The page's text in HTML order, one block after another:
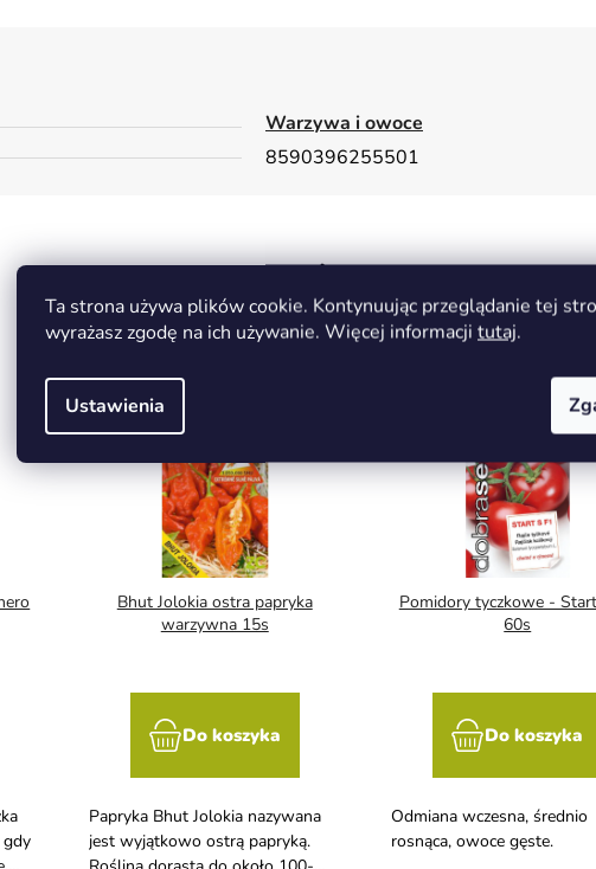
Ta strona używa plików cookie. Kontynuując przeglądanie tej
wyrażasz zgodę na ich używanie. Więcej informacji tutaj.
Ustawienia
Warzywa i owoce
8590396255501
Możesz być
gdy
Bhut Jolokia ostra papryka
warzywna 15s
Do koszyka
Papryka Bhut Jolokia nazywana
jest wyjątkowo ostrą papryką.
Pomidory tyczkowe -
60s
Do koszyka
Odmiana wczesna, średnio
rosnąca, owoce gęste.